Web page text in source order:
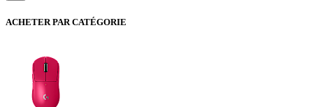
ACHETER PAR CATÉGORIE